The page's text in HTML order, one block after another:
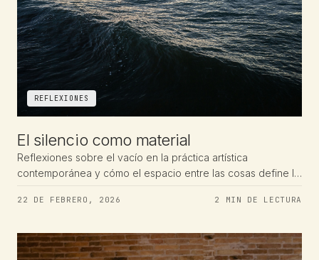
REFLEXIONES
El silencio como material
Reflexiones sobre el vacío en la práctica artística
contemporánea y cómo el espacio entre las cosas define la
22 DE FEBRERO, 2026 2 MIN DE LECTURA